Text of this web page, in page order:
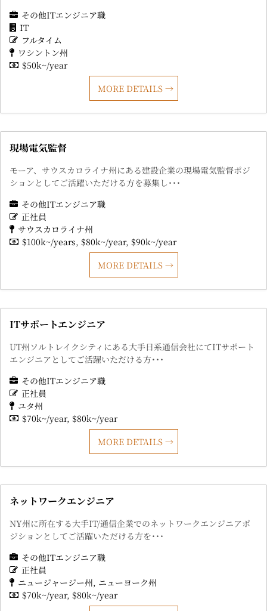
その他ITエンジニア職
IT
フルタイム
ワシントン州
$50k~/year
MORE DETAILS
現場電気監督
モーア、サウスカロライナ州にある建設企業の現場電気監督ポジ
ションとしてご活躍いただける方を募集し･･･
その他ITエンジニア職
正社員
サウスカロライナ州
$100k~/years $80k~/year $90k~/year
MORE DETAILS
ITサポートエンジニア
UT州ソルトレイクシティにある大手日系通信会社にてITサポート
エンジニアとしてご活躍いただける方･･･
その他ITエンジニア職
正社員
ユタ州
$70k~/year $80k~/year
MORE DETAILS
ネットワークエンジニア
NY州に所在する大手IT/通信企業でのネットワークエンジニアポ
ジションとしてご活躍いただける方を･･･
その他ITエンジニア職
正社員
ニュージャージー州 ニューヨーク州
$70k~/year $80k~/year